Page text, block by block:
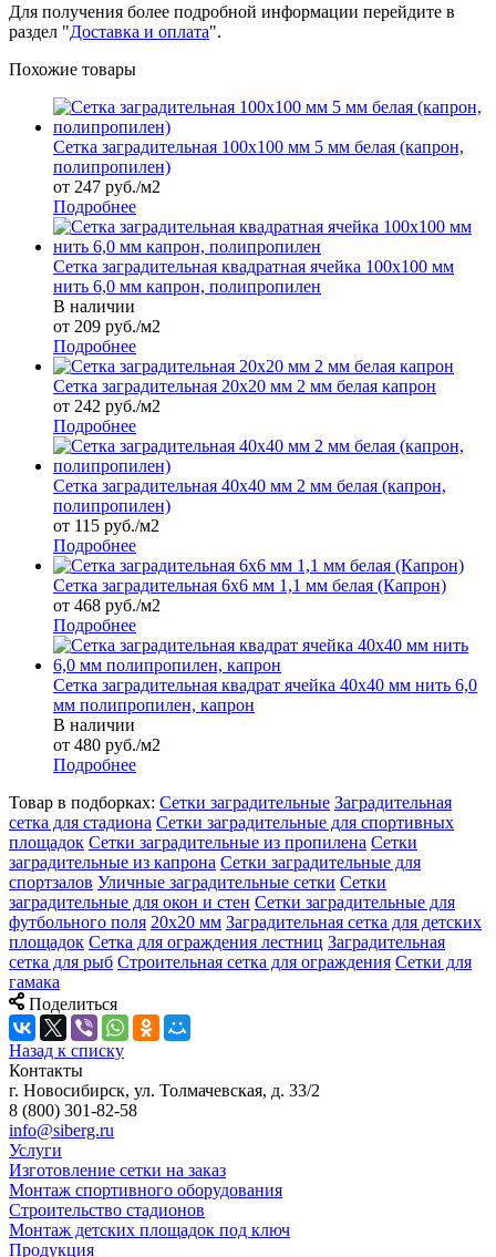
Для получения более подробной информации перейдите в
раздел "Доставка и оплата".
Похожие товары
Сетка заградительная 100х100 мм 5 мм белая (капрон,
полипропилен)
от 247 руб./м2
Подробнее
Сетка заградительная квадратная ячейка 100х100 мм
нить 6,0 мм капрон, полипропилен
В наличии
от 209 руб./м2
Подробнее
Сетка заградительная 20х20 мм 2 мм белая капрон
от 242 руб./м2
Подробнее
Сетка заградительная 40х40 мм 2 мм белая (капрон,
полипропилен)
от 115 руб./м2
Подробнее
Сетка заградительная 6х6 мм 1,1 мм белая (Капрон)
от 468 руб./м2
Подробнее
Сетка заградительная квадрат ячейка 40х40 мм нить 6,0
мм полипропилен, капрон
В наличии
от 480 руб./м2
Подробнее
Товар в подборках: Сетки заградительные Заградительная
сетка для стадиона Сетки заградительные для спортивных
площадок Сетки заградительные из пропилена Сетки
заградительные из капрона Сетки заградительные для
спортзалов Уличные заградительные сетки Сетки
заградительные для окон и стен Сетки заградительные для
футбольного поля 20х20 мм Заградительная сетка для детских
площадок Сетка для ограждения лестниц Заградительная
сетка для рыб Строительная сетка для ограждения Сетки для
гамака
Поделиться
Назад к списку
Контакты
г. Новосибирск, ул. Толмачевская, д. 33/2
8 (800) 301-82-58
info@siberg.ru
Услуги
Изготовление сетки на заказ
Монтаж спортивного оборудования
Строительство стадионов
Монтаж детских площадок под ключ
Продукция